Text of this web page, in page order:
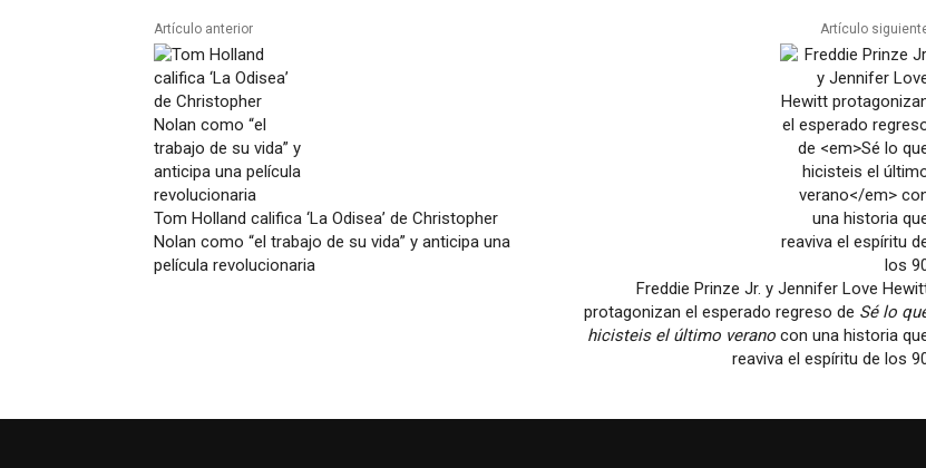
Artículo anterior
Tom Holland califica ‘La Odisea’ de Christopher
Nolan como “el trabajo de su vida” y anticipa una
película revolucionaria
Artículo
Freddie Prinze Jr. y Jennifer Love
protagonizan el esperado regreso de Sé lo
hicisteis el último veranocon una historia
reaviva el espíritu de los